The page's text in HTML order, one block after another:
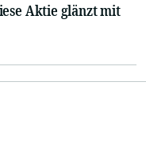
Aktie glänzt mit